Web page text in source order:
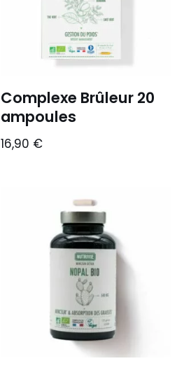
Complexe Brûleur 20
ampoules
16,90 €